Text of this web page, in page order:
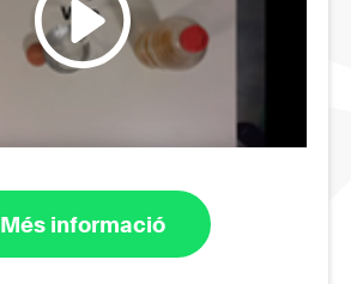
Més informació